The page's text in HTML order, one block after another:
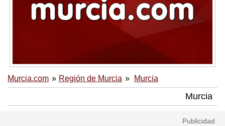
Murcia.com Región de Murcia Murcia
Murcia